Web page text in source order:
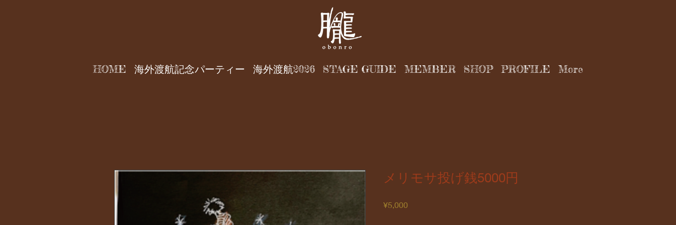
HOME 海外渡航記念パーティー 海外渡航2026 STAGE GUIDE MEMBER SHOP PROFILE More
メリモサ投げ銭5000円
¥5,000